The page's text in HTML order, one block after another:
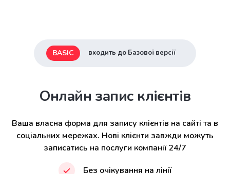
BASIC входить до Базової версії
Онлайн запис клієнтів
Ваша власна форма для запису клієнтів на сайті та в
соціальних мережах. Нові клієнти завжди можуть
записатись на послуги компанії 24/7
Без очікування на лінії